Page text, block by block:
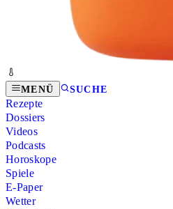
MENÜ SUCHE
Rezepte
Dossiers
Videos
Podcasts
Horoskope
Spiele
E-Paper
Wetter